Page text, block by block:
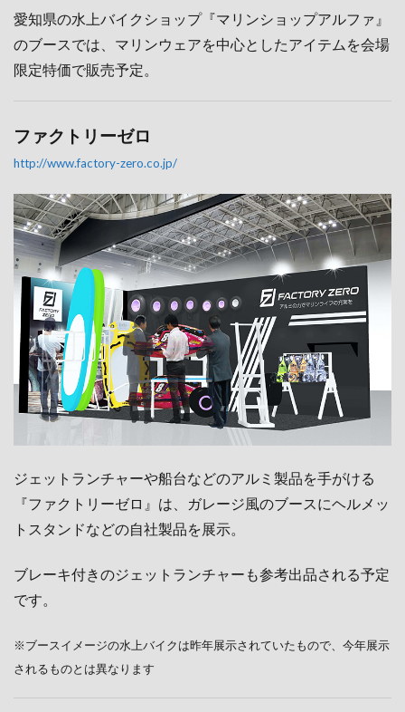
愛知県の水上バイクショップ『マリンショップアルファ』
のブースでは、マリンウェアを中心としたアイテムを会場
限定特価で販売予定。
ファクトリーゼロ
http://www.factory-zero.co.jp/
ジェットランチャーや船台などのアルミ製品を手がける
『ファクトリーゼロ』は、ガレージ風のブースにヘルメッ
トスタンドなどの自社製品を展示。
ブレーキ付きのジェットランチャーも参考出品される予定
です。
※ブースイメージの水上バイクは昨年展示されていたもので、今年展示
されるものとは異なります